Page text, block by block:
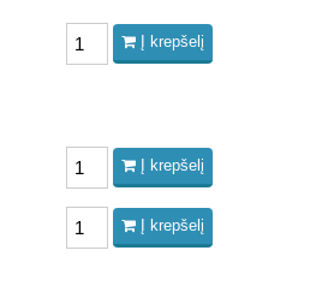
Į krepšelį
Į krepšelį
Į krepšelį